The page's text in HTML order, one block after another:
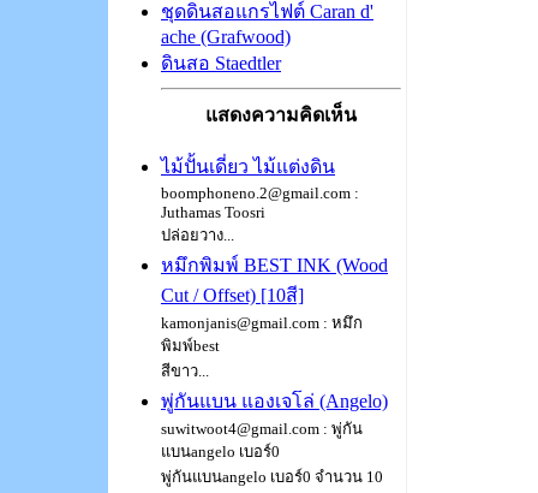
ชุดดินสอแกรไฟต์ Caran d'
ache (Grafwood)
ดินสอ Staedtler
แสดงความคิดเห็น
ไม้ปั้นเดี่ยว ไม้แต่งดิน
boomphoneno.2@gmail.com :
Juthamas Toosri
ปล่อยวาง...
หมึกพิมพ์ BEST INK (Wood
Cut / Offset) [10สี]
kamonjanis@gmail.com : หมึก
พิมพ์best
สีขาว...
พู่กันแบน แองเจโล่ (Angelo)
suwitwoot4@gmail.com : พู่กัน
แบนangelo เบอร์0
พู่กันแบนangelo เบอร์0 จำนวน 10